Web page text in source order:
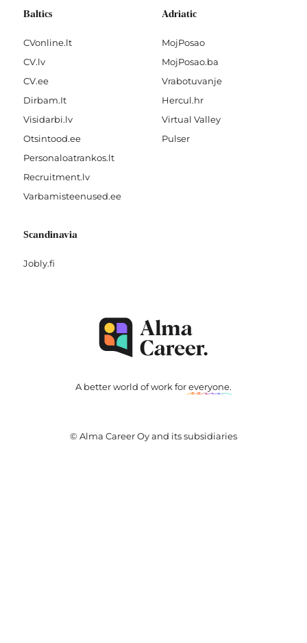
Baltics
CVonline.lt
CV.lv
CV.ee
Dirbam.It
Visidarbi.lv
Otsintood.ee
Personaloatrankos.lt
Recruitment.lv
Varbamisteenused.ee
Adriatic
MojPosao
MojPosao.ba
Vrabotuvanje
Hercul.hr
Virtual Valley
Pulser
Scandinavia
Jobly.fi
A better world of work foreveryone.
© Alma Career Oy and its subsidiaries